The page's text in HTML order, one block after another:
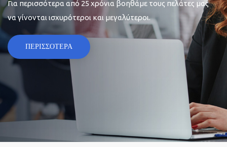
Για περισσότερα από 25 χρόνια βοηθάμε τους πελάτες μας
να γίνονται ισχυρότεροι και μεγαλύτεροι.
ΠΕΡΙΣΣΟΤΕΡΑ